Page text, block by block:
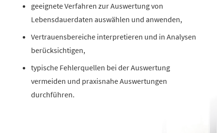
geeignete Verfahren zur Auswertung von
Lebensdauerdaten auswählen und anwenden,
Vertrauensbereiche interpretieren und in Analysen
berücksichtigen,
typische Fehlerquellen bei der Auswertung
vermeiden und praxisnahe Auswertungen
durchführen.